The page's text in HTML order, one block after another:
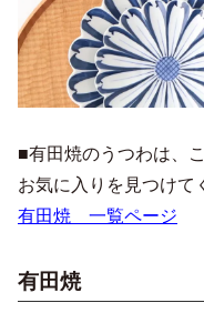
■有田焼のうつわは、
お気に入りを見つけて
有田焼 一覧ページ
有田焼